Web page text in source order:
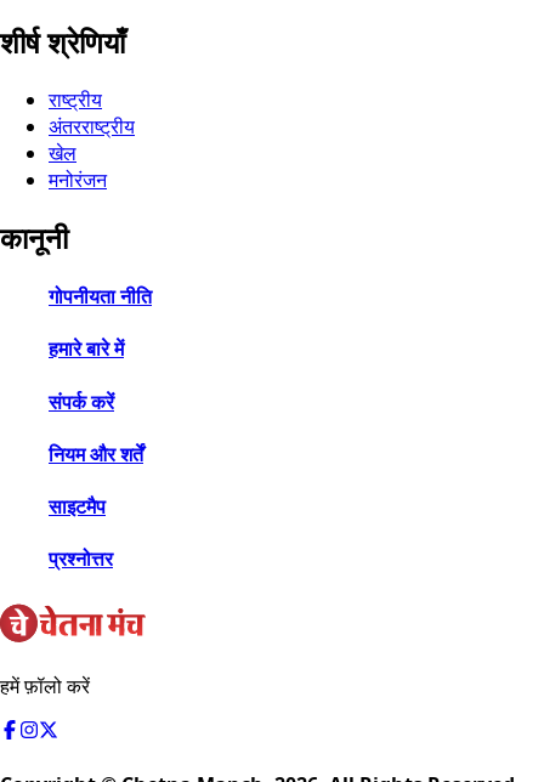
शीर्ष श्रेणियाँ
राष्ट्रीय
अंतरराष्ट्रीय
खेल
मनोरंजन
कानूनी
गोपनीयता नीति
हमारे बारे में
संपर्क करें
नियम और शर्तें
साइटमैप
प्रश्नोत्तर
हमें फ़ॉलो करें